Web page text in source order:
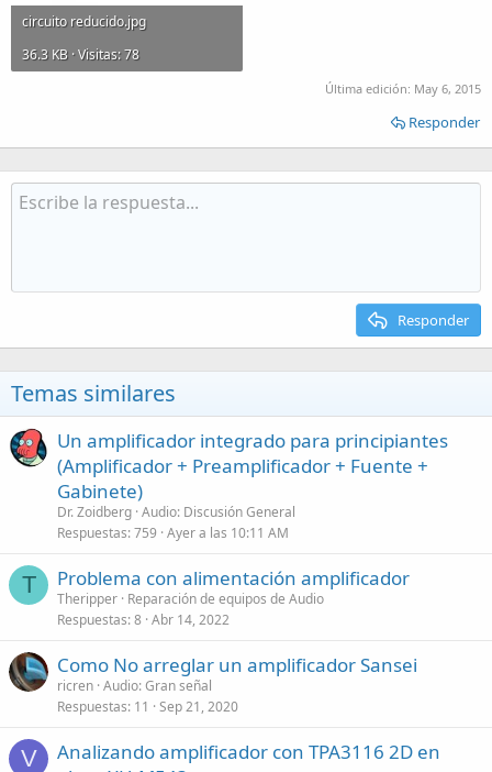
circuito reducido.jpg
36.3 KB · Visitas: 78
Última edición: May 6, 2015
Responder
Responder
Temas similares
Un amplificador integrado para principiantes
(Amplificador + Preamplificador + Fuente +
Gabinete)
Dr. Zoidberg Audio: Discusión General
Respuestas 759 Ayer a las 10:11 AM
T Problema con alimentación amplificador
Theripper Reparación de equipos de Audio
Respuestas 8 Abr 14, 2022
Como No arreglar un amplificador Sansei
ricren Audio: Gran señal
Respuestas 11 Sep 21, 2020
V
Analizando amplificador con TPA3116 2D en